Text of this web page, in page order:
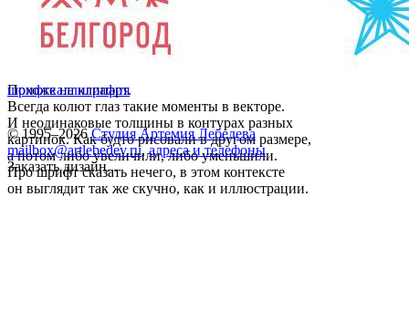
Похоже на клипарт.
Всегда колют глаз такие моменты в векторе.
И неодинаковые толщины в контурах разных
картинок. Как будто рисовали в другом размере,
а потом либо увеличили, либо уменьшили.
Про шрифт сказать нечего, в этом контексте
он выглядит так же скучно, как и иллюстрации.
шрифткаллиграфия
© 1995–2026 Студия Артемия Лебедева
mailbox@artlebedev.ru, адреса и телефоны
Заказать дизайн...